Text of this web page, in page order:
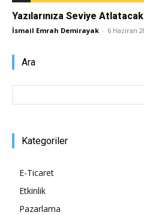
Yazılarınıza Seviye
İsmail Emrah Demirayak - 6 Haziran
Ara
Kategoriler
E-Ticaret
Etkinlik
Pazarlama